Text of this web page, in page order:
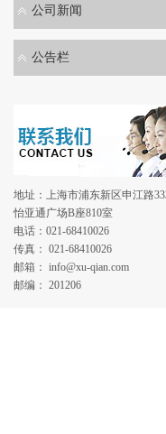
公司新闻
公告栏
地址：上海市浦东新区申江路
怡亚通广场B座810室
电话：021-68410026
传真： 021-68410026
邮箱： info@xu-qian.com
邮编： 201206